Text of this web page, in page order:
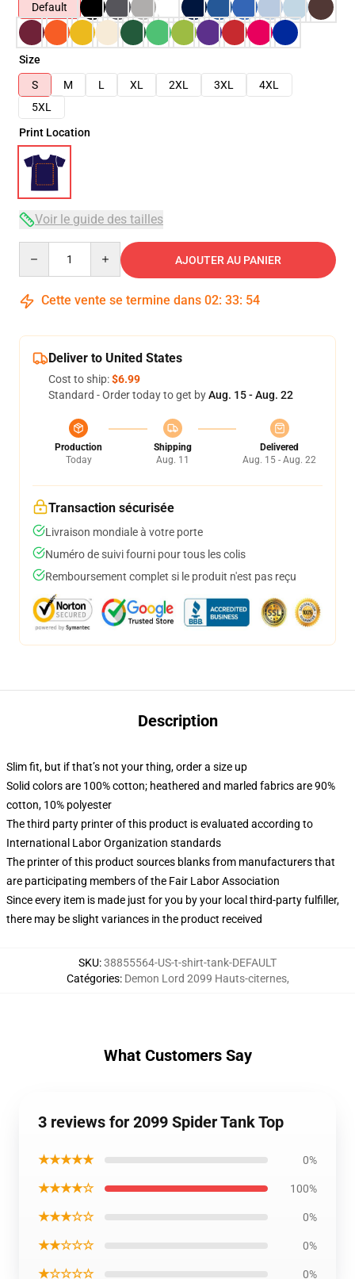
Default
Size
S
M L XL 2XL 3XL
4XL
5XL
Print Location
Voir le guide des tailles
AJOUTER AU PANIER
Cette vente se termine dans 02: 33: 54
Deliver to United States
Cost to ship:$6.99
Standard - Order today to get byAug. 15 - Aug. 22
Production
Today
Shipping
Aug. 11
Delivered
Aug. 15 - Aug. 22
Transaction sécurisée
Livraison mondiale à votre porte
Numéro de suivi fourni pour tous les colis
Remboursement complet si le produit n'est pas reçu
Description
Slim fit, but if that’s not your thing, order a size up
Solid colors are 100% cotton; heathered and marled fabrics are 90%
cotton, 10% polyester
The third party printer of this product is evaluated according to
International Labor Organization standards
The printer of this product sources blanks from manufacturers that
are participating members of the Fair Labor Association
Since every item is made just for you by your local third-party fulfiller,
there may be slight variances in the product received
SKU:38855564-US-t-shirt-tank-DEFAULT
Catégories: Demon Lord 2099 Hauts-citernes,
What Customers Say
3 reviews for 2099 Spider Tank Top
★★★★★ 0%
★★★★☆ 100%
★★★☆☆ 0%
★★☆☆☆ 0%
★☆☆☆☆ 0%